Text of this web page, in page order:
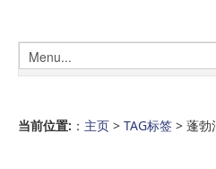
当前位置: ： 主页 > TAG标签 > 蓬勃